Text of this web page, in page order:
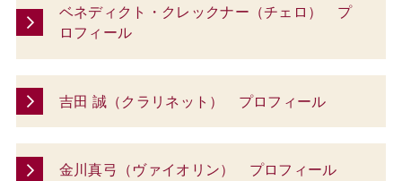
ベネディクト・クレックナー（チェロ） プ
ロフィール
吉田 誠（クラリネット） プロフィール
金川真弓（ヴァイオリン） プロフィール